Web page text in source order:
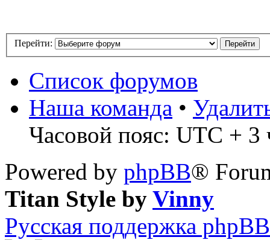
Перейти:
Список форумов
Наша команда •
Часовой пояс: UTC + 3
Powered by phpBB®
Titan Style by Vinny
Русская поддержка phpBB